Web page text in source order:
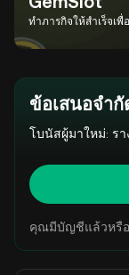
ทำภารกิจให้สำเร็จเพื่อ
ข้อเสนอจำ
โบนัสผู้มาใหม่: รา
คุณมีบัญชีแล้วหรือ